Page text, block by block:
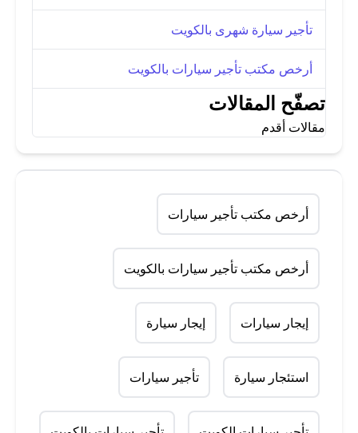
تأجير سيارة شهرى بالكويت
أرخص مكتب تأجير سيارات بالكويت
تصفّح المقالات
مقالات أقدم
أرخص مكتب تأجير سيارات
أرخص مكتب تأجير سيارات بالكويت
إيجار سيارات إيجار سيارة
استئجار سيارة تأجير سيارات